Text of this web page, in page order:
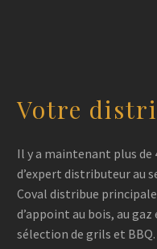
Votre
Il y a maintenant plus de
d’expert distributeur au
Coval distribue
d’appoint au bois, au
sélection de grils et BBQ.